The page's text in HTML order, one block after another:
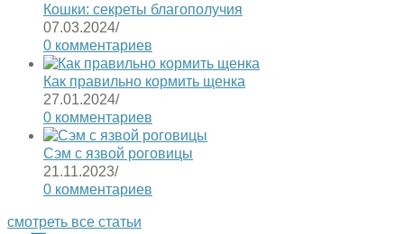
Кошки: секреты благополучия
07.03.2024/
0 комментариев
Как правильно кормить щенка
27.01.2024/
0 комментариев
Сэм с язвой роговицы
21.11.2023/
0 комментариев
смотреть все статьи